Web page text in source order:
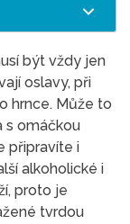
být vždy jen
oslavy, při
hrnce. Může to
s omáčkou
připravíte i
alkoholické i
proto je
tvrdou